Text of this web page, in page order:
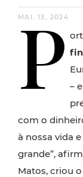
MAI. 13, 2024
P –
com o
à nossa vida
grande”,
Matos, criou